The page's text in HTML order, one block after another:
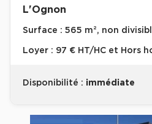
Achat de Bureaux à Rennes
Collections de Bureaux
Immeuble indépendant
L'Ognon
Surface : 565 m², non
Loyer : 97 € HT/HC et Hors
Disponibilité : immédiate